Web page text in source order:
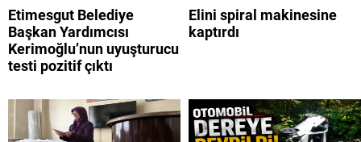
Etimesgut Belediye
Başkan Yardımcısı
Kerimoğlu’nun uyuşturucu
testi pozitif çıktı
Elini spiral makinesine
kaptırdı